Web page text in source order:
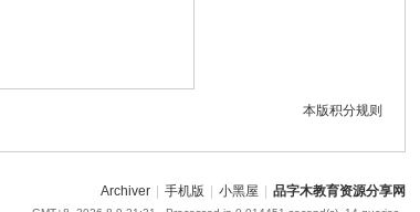
本版积分规则
Archiver 手机版 小黑屋 品字木教育资源分享网